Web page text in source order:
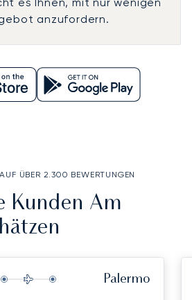
anzufordern.
ÜBER 2.300 BEWERTUNGEN
Kunden Am
Palermo